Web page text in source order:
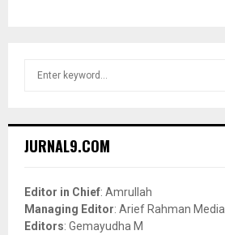
h
o
r
:
JURNAL9.COM
Editor in Chief: Amrullah
Managing Editor: Arief Rahman Media
Editors: Gemayudha M